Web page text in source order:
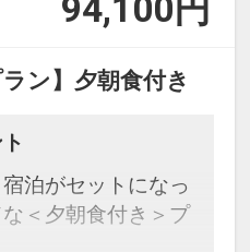
94,100 円
ン】夕朝食付き
泊がセットになっ
＜夕朝食付き＞プ